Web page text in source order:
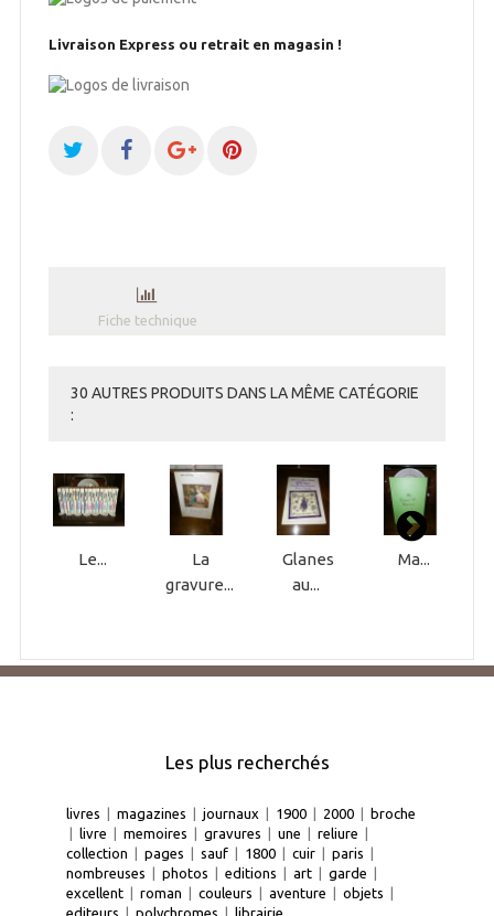
Livraison Express ou retrait en magasin !
Fiche technique
30 AUTRES PRODUITS DANS LA MÊME CATÉGORIE
:
Le...
La
gravure...
Glanes
au...
Ma...
Les plus recherchés
livres | magazines | journaux | 1900 | 2000 | broche
| livre | memoires | gravures | une | reliure |
collection | pages | sauf | 1800 | cuir | paris |
nombreuses | photos | editions | art | garde |
excellent | roman | couleurs | aventure | objets |
editeurs | polychromes | librairie